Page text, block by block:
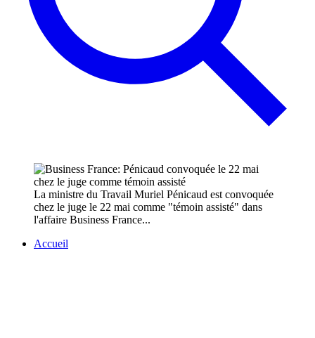
La ministre du Travail Muriel Pénicaud est convoquée
chez le juge le 22 mai comme "témoin assisté" dans
l'affaire Business France...
Accueil